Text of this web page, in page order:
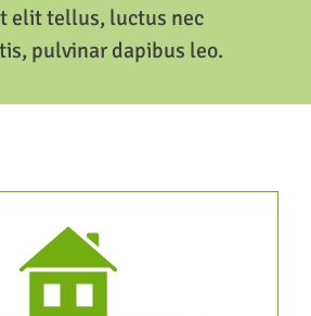
elit tellus, luctus nec
pulvinar dapibus leo.